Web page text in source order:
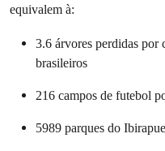
equivalem à:
3.6 árvores perdidas por
brasileiros
216 campos de futebol
5989 parques do